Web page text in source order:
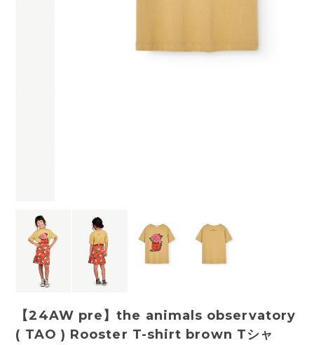
【24AW pre】the animals observatory
( TAO ) Rooster T-shirt brown Tシャ